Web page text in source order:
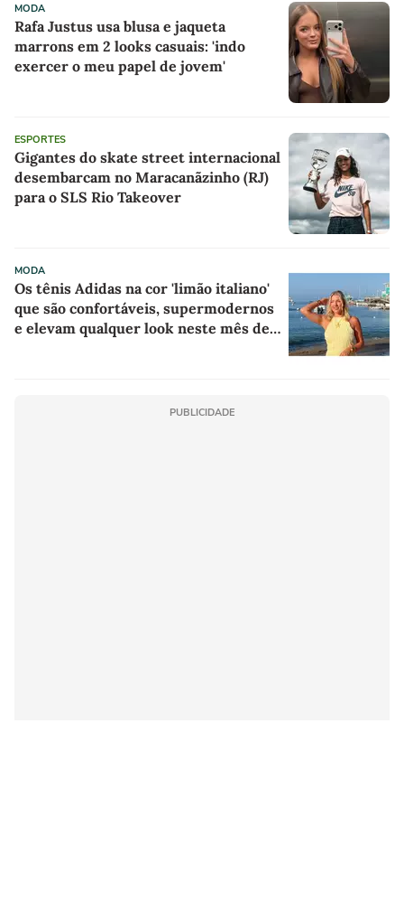
MODA
Rafa Justus usa blusa e jaqueta
marrons em 2 looks casuais: 'indo
exercer o meu papel de jovem'
ESPORTES
Gigantes do skate street internacional
desembarcam no Maracanãzinho (RJ)
para o SLS Rio Takeover
MODA
Os tênis Adidas na cor 'limão italiano'
que são confortáveis, supermodernos
e elevam qualquer look neste mês de
PUBLICIDADE